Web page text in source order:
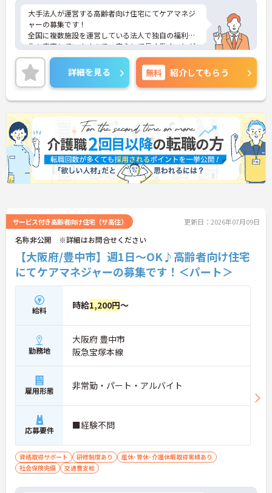
大手法人が運営する高齢者向け住宅にてケアマネジ
ャーの募集です！
全国に複数施設を運営している法人で独自の福利厚
生も充実していますので、安心して長く働くことが
できます◎
各種研修制度や資格取得支援制度もありますので、
ご自身のスキルアップも目指せます！
ご興味のある方には、面接対策ポイントなど、さら
に詳細をお話しいたしますのでお気軽にご相談くだ
さい！
詳細を見る 無料 紹介してもらう
サービス付き高齢者向け住宅（サ高住） 更新日：2026年07月09日
名称非公開 ※詳細はお問合せください
【大阪府/豊中市】週1日～OK♪高齢者向け住宅
にてケアマネジャーの募集です！＜パート＞
給料 時給1,200円～
勤務地
大阪府 豊中市
阪急宝塚本線
雇用形態 非常勤・パート・アルバイト
応募要件 ■経験不問
資格取得サポート 研修制度あり
産休･育休･介護休暇取得実績あり
社会保険完備
交通費支給